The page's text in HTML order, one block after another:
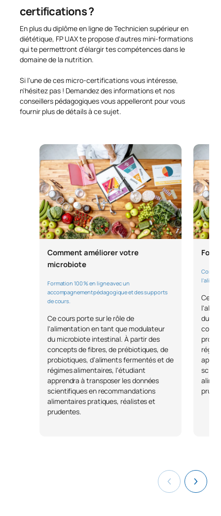
certifications ?
En plus du diplôme en ligne de Technicien supérieur en
diététique, FP UAX te propose d'autres mini-formations
qui te permettront d'élargir tes compétences dans le
domaine de la nutrition.
Si l'une de ces micro-certifications vous intéresse,
n'hésitez pas ! Demandez des informations et nos
conseillers pédagogiques vous appelleront pour vous
fournir plus de détails à ce sujet.
Comment améliorer votre
microbiote
Formation 100 % en ligne avec un
accompagnement pédagogique et des supports
de cours.
Ce cours porte sur le rôle de
l'alimentation en tant que modulateur
du microbiote intestinal. À partir des
concepts de fibres, de prébiotiques, de
probiotiques, d'aliments fermentés et de
régimes alimentaires, l'étudiant
apprendra à transposer les données
scientifiques en recommandations
alimentaires pratiques, réalistes et
prudentes.
Ce
du